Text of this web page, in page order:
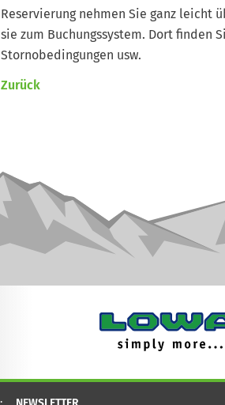
Reservierung nehmen Sie ganz leicht
sie zum Buchungssystem. Dort finden
Stornobedingungen usw.
Zurück